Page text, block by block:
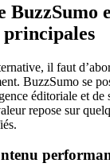
BuzzSumo
il faut
BuzzSumo se
éditoriale et de
repose sur